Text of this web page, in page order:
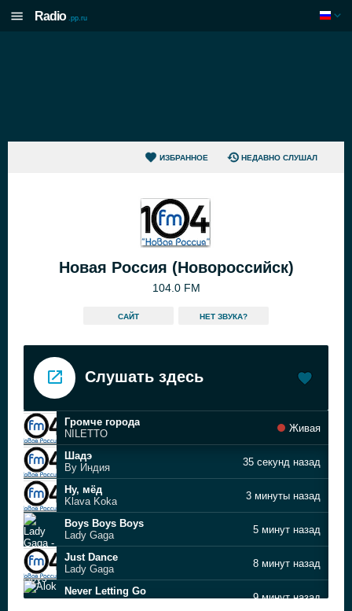
Radio .pp.ru
ИЗБРАННОЕ НЕДАВНО СЛУШАЛ
Новая Россия (Новороссийск)
104.0 FM
САЙТ HЕТ ЗВУКА?
Слушать здесь
Громче города
NILETTO
Живая
Шадэ
By Индия
35 секунд назад
Ну, мёд
Klava Koka
3 минуты назад
Boys Boys Boys
Lady Gaga
5 минут назад
Just Dance
Lady Gaga
8 минут назад
Never Letting Go
9 минут назад